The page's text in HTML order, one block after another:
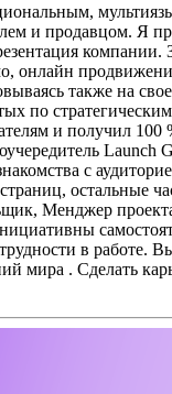
и продавцом. Я
компании.
онлайн
также на
по
и получил
с
Менджер
в работе.
мира . Сделать